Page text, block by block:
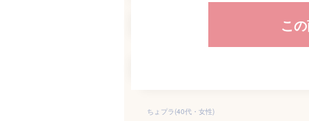
こ
ちょプラ(40代・女性)